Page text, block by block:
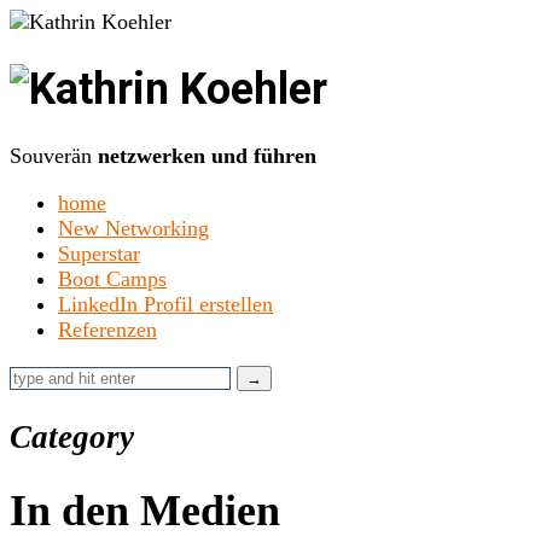
Kathrin
Koehler
Souverän netzwerken und führen
home
New Networking
Superstar
Boot Camps
LinkedIn Profil erstellen
Referenzen
Category
In den Medien